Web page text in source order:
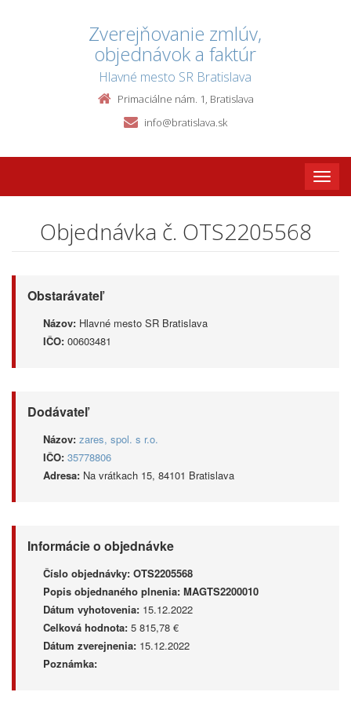
Zverejňovanie zmlúv,
objednávok a faktúr
Hlavné mesto SR Bratislava
Primaciálne nám. 1, Bratislava
info@bratislava.sk
Toggle
Objednávka č. OTS2205568
Obstarávateľ
Názov: Hlavné mesto SR Bratislava
IČO: 00603481
Dodávateľ
Názov: zares, spol. s r.o.
IČO: 35778806
Adresa: Na vrátkach 15, 84101 Bratislava
Informácie o objednávke
Číslo objednávky: OTS2205568
Popis objednaného plnenia: MAGTS2200010
Dátum vyhotovenia: 15.12.2022
Celková hodnota: 5 815,78 €
Dátum zverejnenia: 15.12.2022
Poznámka: